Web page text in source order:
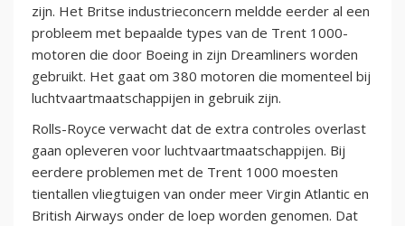
zijn. Het Britse industrieconcern meldde eerder al een
probleem met bepaalde types van de Trent 1000-
motoren die door Boeing in zijn Dreamliners worden
gebruikt. Het gaat om 380 motoren die momenteel bij
luchtvaartmaatschappijen in gebruik zijn.
Rolls-Royce verwacht dat de extra controles overlast
gaan opleveren voor luchtvaartmaatschappijen. Bij
eerdere problemen met de Trent 1000 moesten
tientallen vliegtuigen van onder meer Virgin Atlantic en
British Airways onder de loep worden genomen. Dat